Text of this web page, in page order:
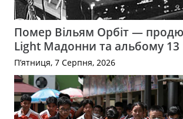
Помер Вільям Орбіт —
Light Мадонни та альбому 13
П’ятниця, 7 Серпня, 2026